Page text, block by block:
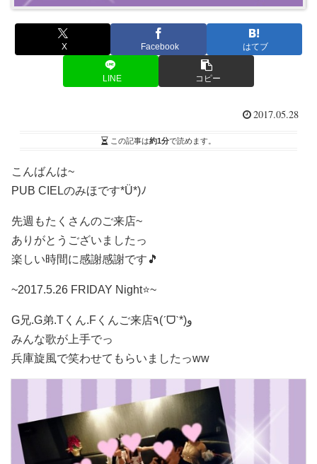
X Facebook はてブ
LINE コピー
2017.05.28
この記事は約1分で読めます。
こんばんは~
PUB CIELのみほです*Ü*)ﾉ
先週もたくさんのご来店~
ありがとうございましたっ
楽しい時間に感謝感謝です🎵
~2017.5.26 FRIDAY Night⭐~
G兄.G弟.Tくん.Fくんご来店٩(ˊᗜˋ*)و
みんな歌が上手でっ
兵庫旋風で笑わせてもらいましたっww